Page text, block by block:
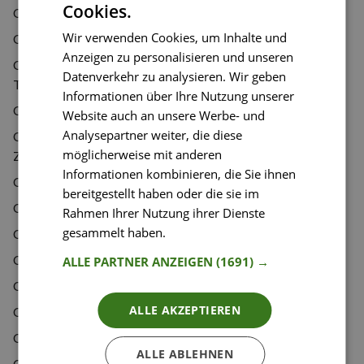
Cremige Kürbis-Pasta
Cremige One-Pot-Pasta
Cremige Pastinakensuppe mit Haselnusskrokant und
Thymianöl
Cremige Pilze auf geröstetem Brot
Cremige Polenta mit Spargel, Frühlingsgemüse,
Ziegenkäse und Chiliwurst
Cremige Tahini Spargel Pasta
Cremiger Hummus selbstgemacht
Cremiger Milchreis mit lauwarmem Beerenkompott
Cremiger Pasta-Auflauf mit Tomaten und Mozzarella
Cremiges Birnen-Ricotta-Risotto
Cremiges veganes Tikka Masala
Crispy Chicken mit Chilimais und Sriracha- Dip
Cookies.
Wir verwenden Cookies, um Inhalte und
Anzeigen zu personalisieren und unseren
Datenverkehr zu analysieren. Wir geben
Informationen über Ihre Nutzung unserer
Website auch an unsere Werbe- und
Analysepartner weiter, die diese
möglicherweise mit anderen
Informationen kombinieren, die Sie ihnen
bereitgestellt haben oder die sie im
Rahmen Ihrer Nutzung ihrer Dienste
gesammelt haben.
ALLE PARTNER ANZEIGEN(1691) →
ALLE AKZEPTIEREN
ALLE ABLEHNEN